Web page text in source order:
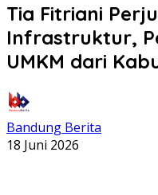
Tia Fitriani
Infrastruktur,
UMKM dari
Bandung Berita
18 Juni 2026